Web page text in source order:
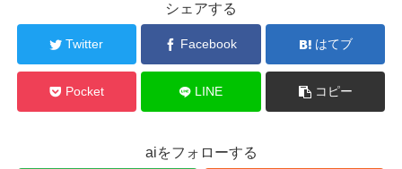
シェアする
Twitter Facebook はてブ
Pocket LINE コピー
aiをフォローする